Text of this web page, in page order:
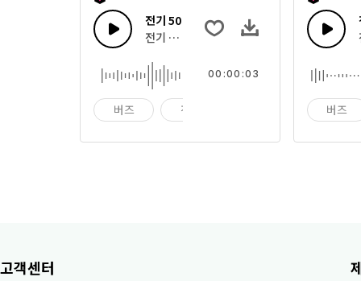
전기 50
전기 버즈 톤
버즈 전기
00:00:03
버즈
고객센터